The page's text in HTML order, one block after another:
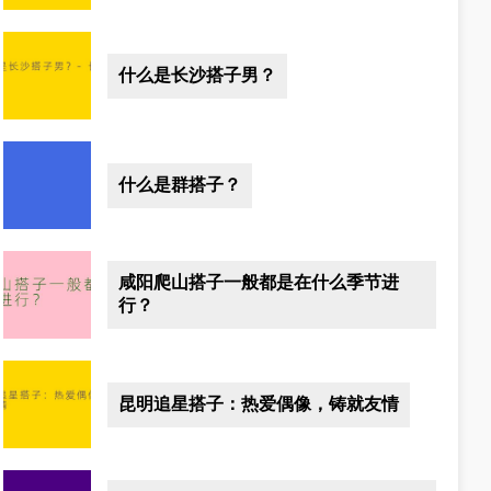
什么是长沙搭子男？
什么是群搭子？
咸阳爬山搭子一般都是在什么季节进
行？
昆明追星搭子：热爱偶像，铸就友情